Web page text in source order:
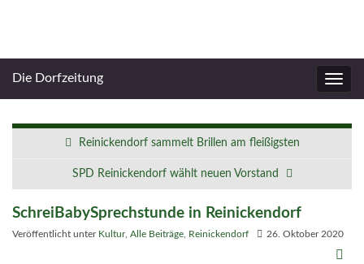
Die Dorfzeitung
Reinickendorf sammelt Brillen am fleißigsten
SPD Reinickendorf wählt neuen Vorstand
SchreiBabySprechstunde in Reinickendorf
Veröffentlicht unter Kultur, Alle Beiträge Reinickendorf 26. Oktober 2020